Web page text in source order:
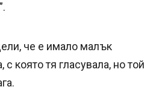
че е имало малък
която тя гласувала, но той